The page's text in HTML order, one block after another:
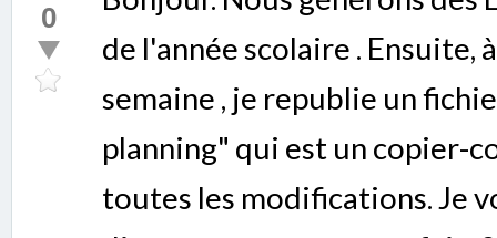
0
de l'année scolaire . Ensuite,
semaine , je republie un
planning" qui est un copier-
toutes les modifications. Je